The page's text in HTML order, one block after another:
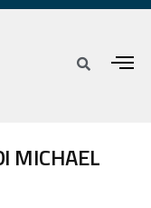
MICHAEL